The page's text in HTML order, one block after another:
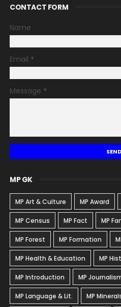
CONTACT FORM
Name
Email *
Message *
MP GK
MP Art & Culture MP Award
MP Census MP Fact MP
MP Forest MP Formation
MP Health & Education MP
MP Introduction MP
MP Language & Lit. MP